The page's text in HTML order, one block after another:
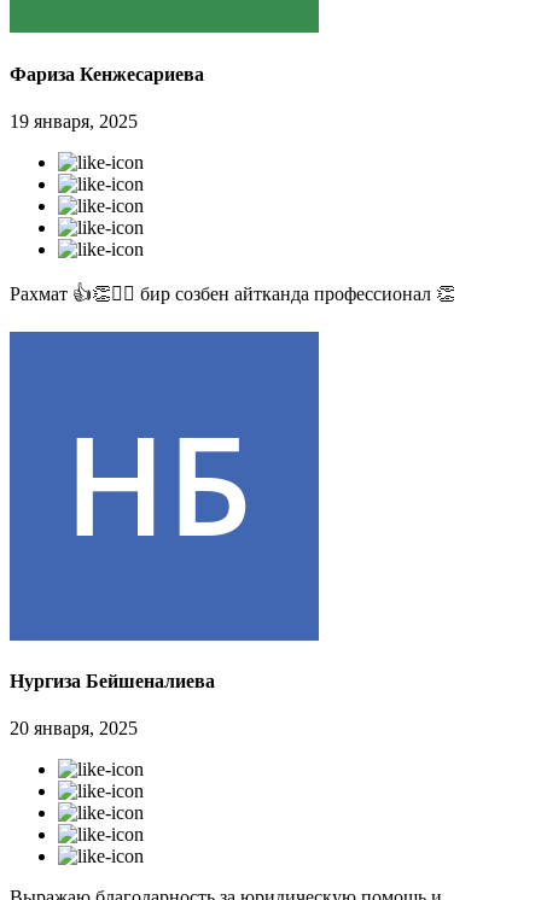
Фариза Кенжесариева
19 января, 2025
Рахмат 👍👏✊🏻 бир созбен айтканда профессионал 👏
Нургиза Бейшеналиева
20 января, 2025